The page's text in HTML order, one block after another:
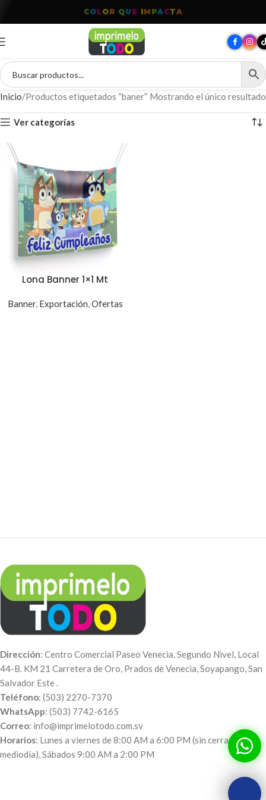
COLOR QU E IM PACTA
Inicio Productos etiquetados “baner” Mostrando el único resultado
Ver categorías
Lona Banner 1×1 Mt
Banner, Exportación,Ofertas
Dirección: Centro Comercial Paseo Venecia, Segundo Nivel, Local
44-B. KM 21 Carretera de Oro, Prados de Venecia, Soyapango, San
Salvador Este .
Teléfono: (503) 2270-7370
WhatsApp: (503) 7742-6165
Correo: info@imprimelotodo.com.sv
Horarios: Lunes a viernes de 8:00 AM a 6:00 PM (sin cerrar al
mediodía), Sábados 9:00 AM a 2:00 PM